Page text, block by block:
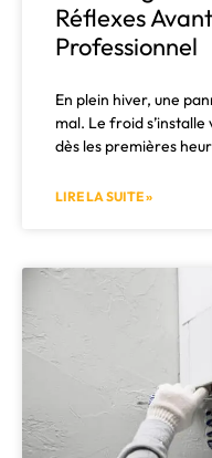
Réflexes
Professionnel
En plein hiver, une
mal. Le froid
dès les premières
LIRE LA SUITE »